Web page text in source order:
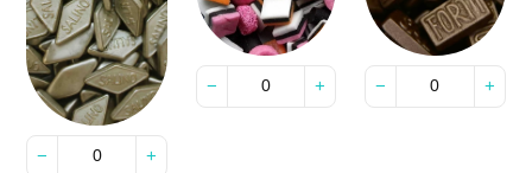
− +
− + − +